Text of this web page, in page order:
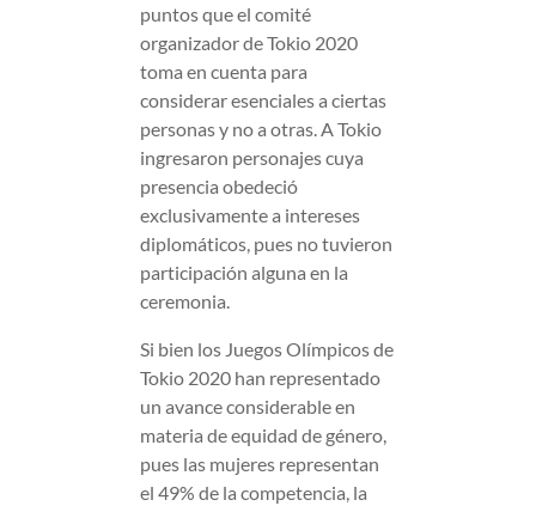
puntos que el comité
organizador de Tokio 2020
toma en cuenta para
considerar esenciales a ciertas
personas y no a otras. A Tokio
ingresaron personajes cuya
presencia obedeció
exclusivamente a intereses
diplomáticos, pues no tuvieron
participación alguna en la
ceremonia.
Si bien los Juegos Olímpicos de
Tokio 2020 han representado
un avance considerable en
materia de equidad de género,
pues las mujeres representan
el 49% de la competencia, la